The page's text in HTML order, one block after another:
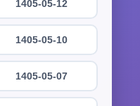
1405-05-12
1405-05-10
1405-05-07